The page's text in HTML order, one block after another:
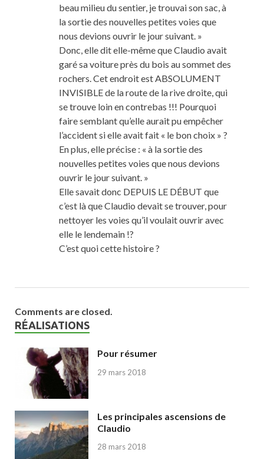
beau milieu du sentier, je trouvai son sac, à
la sortie des nouvelles petites voies que
nous devions ouvrir le jour suivant. »
Donc, elle dit elle-même que Claudio avait
garé sa voiture près du bois au sommet des
rochers. Cet endroit est ABSOLUMENT
INVISIBLE de la route de la rive droite, qui
se trouve loin en contrebas !!! Pourquoi
faire semblant qu’elle aurait pu empêcher
l’accident si elle avait fait « le bon choix » ?
En plus, elle précise : « à la sortie des
nouvelles petites voies que nous devions
ouvrir le jour suivant. »
Elle savait donc DEPUIS LE DÉBUT que
c’est là que Claudio devait se trouver, pour
nettoyer les voies qu’il voulait ouvrir avec
elle le lendemain !?
C’est quoi cette histoire ?
Comments are closed.
RÉALISATIONS
Pour résumer
29 mars 2018
Les principales ascensions de
Claudio
28 mars 2018